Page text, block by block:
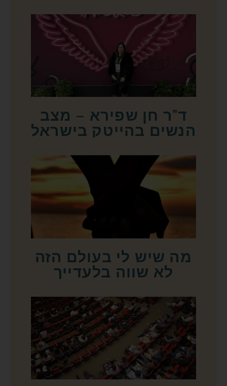
ד"ר חן שפירא – מצב
הנשים בהייטק בישראל
מה שיש לי בעולם הזה
לא שווה בלעדייך